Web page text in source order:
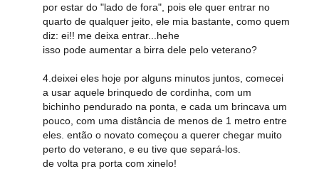
por estar do "lado de fora", pois ele quer entrar no
quarto de qualquer jeito, ele mia bastante, como quem
diz: ei!! me deixa entrar...hehe
isso pode aumentar a birra dele pelo veterano?
4.deixei eles hoje por alguns minutos juntos, comecei
a usar aquele brinquedo de cordinha, com um
bichinho pendurado na ponta, e cada um brincava um
pouco, com uma distância de menos de 1 metro entre
eles. então o novato começou a querer chegar muito
perto do veterano, e eu tive que separá-los.
de volta pra porta com xinelo!